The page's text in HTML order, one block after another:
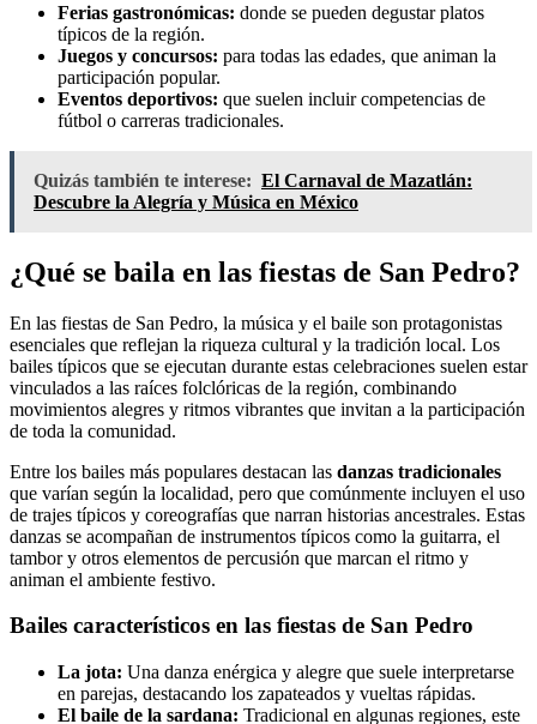
Ferias gastronómicas: donde se pueden degustar platos
típicos de la región.
Juegos y concursos: para todas las edades, que animan la
participación popular.
Eventos deportivos: que suelen incluir competencias de
fútbol o carreras tradicionales.
Quizás también te interese: El Carnaval de Mazatlán:
Descubre la Alegría y Música en México
¿Qué se baila en las fiestas de San Pedro?
En las fiestas de San Pedro, la música y el baile son protagonistas
esenciales que reflejan la riqueza cultural y la tradición local. Los
bailes típicos que se ejecutan durante estas celebraciones suelen estar
vinculados a las raíces folclóricas de la región, combinando
movimientos alegres y ritmos vibrantes que invitan a la participación
de toda la comunidad.
Entre los bailes más populares destacan las danzas tradicionales
que varían según la localidad, pero que comúnmente incluyen el uso
de trajes típicos y coreografías que narran historias ancestrales. Estas
danzas se acompañan de instrumentos típicos como la guitarra, el
tambor y otros elementos de percusión que marcan el ritmo y
animan el ambiente festivo.
Bailes característicos en las fiestas de San Pedro
La jota: Una danza enérgica y alegre que suele interpretarse
en parejas, destacando los zapateados y vueltas rápidas.
El baile de la sardana: Tradicional en algunas regiones, este